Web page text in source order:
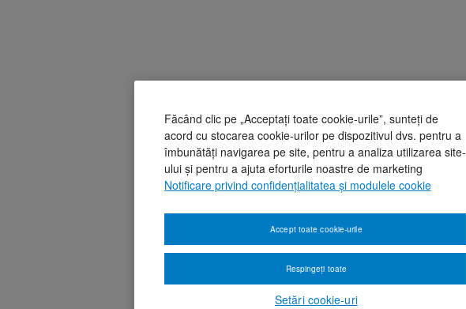
Făcând clic pe „Acceptați toate cookie-urile”, sunteți de
acord cu stocarea cookie-urilor pe dispozitivul dvs. pentru a
îmbunătăți navigarea pe site, pentru a analiza utilizarea site-
ului și pentru a ajuta eforturile noastre de marketing
Notificare privind confidențialitatea și modulele cookie
Setări cookie-uri
Respingeți toate
Accept toate cookie-urile